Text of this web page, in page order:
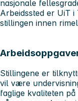
nasjonale
Arbeidssted er UiT
stillingen innen
Stillingene er
vil være
faglige kvaliteten